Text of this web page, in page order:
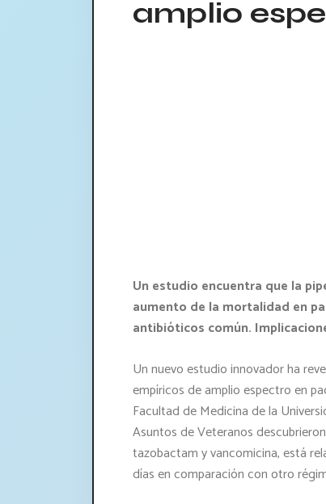
amplio
Un estudio encuentra que la
aumento de la mortalidad en
antibióticos común.
Un nuevo estudio innovador ha
empíricos de amplio espectro en
Facultad de Medicina de la
Asuntos de Veteranos
tazobactam y vancomicina, está
días en comparación con otro